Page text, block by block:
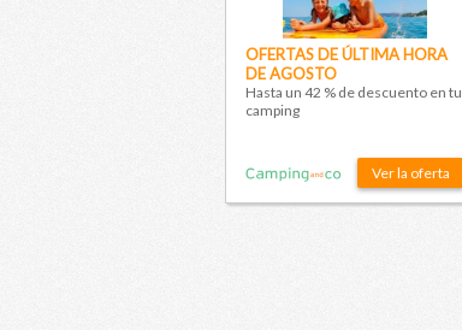
OFERTAS DE ÚLTIMA HORA
DE AGOSTO
Hasta un 42 % de descuento en tu
camping
Ver la oferta